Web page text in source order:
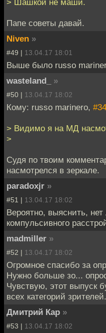
Папе советы давай.
Niven »
#49 | 13.04.17 18:01
Выше было russo
wasteland_
»
#50 | 13.04.17 18:02
Кому: russo marinero, #34
> Видимо я на МД
>
Судя по твоим
насмотрелся в зеркале.
paradoxjr »
#51 | 13.04.17 18:02
Вероятно, выяснить,
компульсивного
madmiller »
#52 | 13.04.17 18:02
Огромное спасибо за
Нужно больше зо...
Чувствую, этот выпуск
всех категорий зрителей.
Дмитрий Кар »
#53 | 13.04.17 18:02